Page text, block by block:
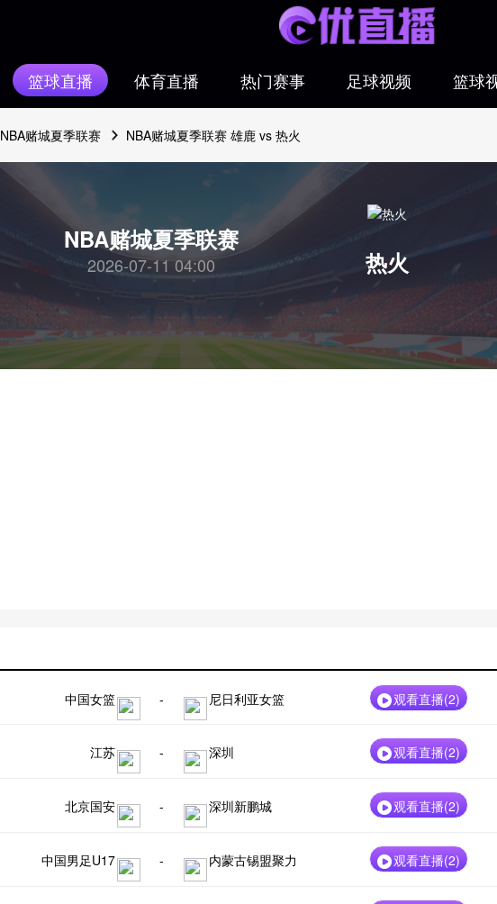
篮球直播 体育直播 热门赛事 足球视频 篮球
NBA赌城夏季联赛 NBA赌城夏季联赛 雄鹿 vs 热火
NBA赌城夏季联赛
2026-07-11 04:00 热火
中国女篮 - 尼日利亚女篮 观看直播(2)
江苏 - 深圳 观看直播(2)
北京国安 - 深圳新鹏城 观看直播(2)
中国男足U17 - 内蒙古锡盟聚力 观看直播(2)